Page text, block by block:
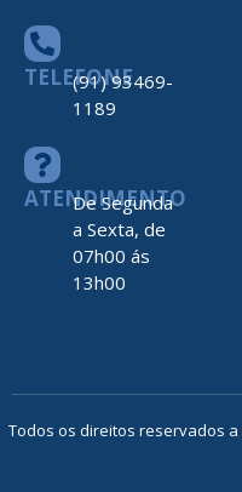
TELEFONE
(91) 93469-
1189
ATENDIMENTO
De Segunda
a Sexta, de
07h00 ás
13h00
Todos os direitos